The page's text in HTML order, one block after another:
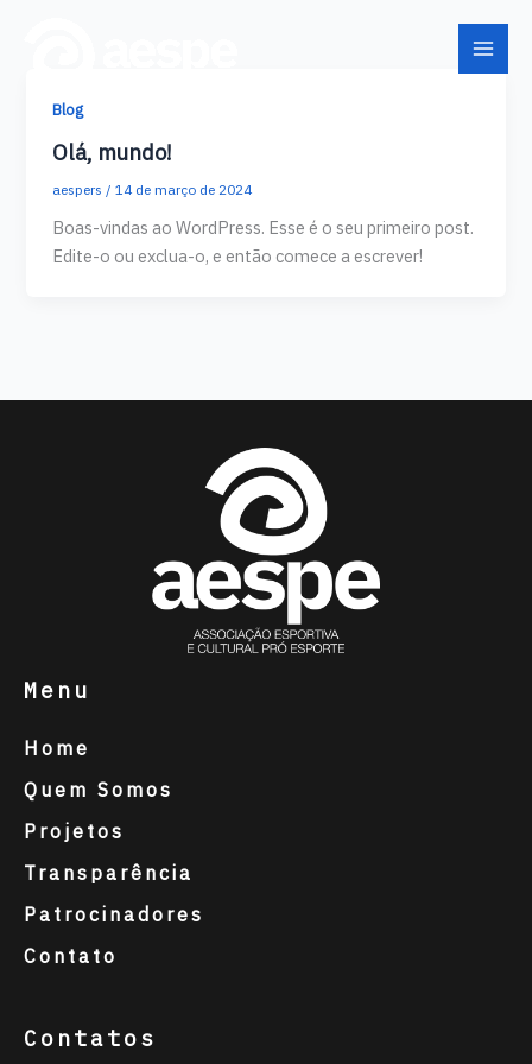
conteúdo
Blog
Olá, mundo!
aespers /14 de março de 2024
Boas-vindas ao WordPress. Esse é o seu primeiro post.
Edite-o ou exclua-o, e então comece a escrever!
Menu
Home
Quem Somos
Projetos
Transparência
Patrocinadores
Contato
Contatos